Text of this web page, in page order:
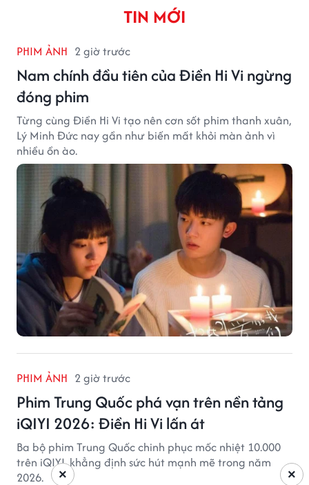
TIN MỚI
PHIM ẢNH 2 giờ trước
Nam chính đầu tiên của Điền Hi Vi ngừng
đóng phim
Từng cùng Điền Hi Vi tạo nên cơn sốt phim thanh xuân,
Lý Minh Đức nay gần như biến mất khỏi màn ảnh vì
nhiều ồn ào.
PHIM ẢNH 2 giờ trước
Phim Trung Quốc phá vạn trên nền tảng
iQIYI 2026: Điền Hi Vi lấn át
Ba bộ phim Trung Quốc chinh phục mốc nhiệt 10.000
trên iQIYI, khẳng định sức hút mạnh mẽ trong năm
2026.
×
×